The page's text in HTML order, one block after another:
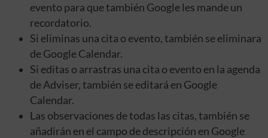
evento para que también Google les mande un
recordatorio.
Si eliminas una cita o evento, también se eliminara
de Google Calendar.
Si editas o arrastras una cita o evento en la agenda
de Adviser, también se editará en Google
Calendar.
Las observaciones de todas las citas, también se
añadirán en el campo de descripción en Google